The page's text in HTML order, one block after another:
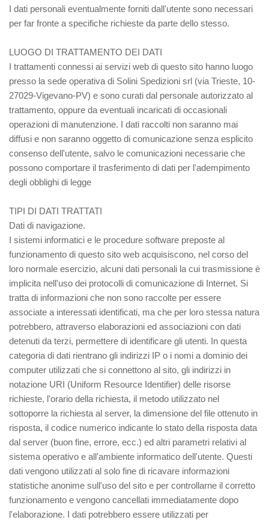
I dati personali eventualmente forniti dall'utente sono necessari
per far fronte a specifiche richieste da parte dello stesso.
LUOGO DI TRATTAMENTO DEI DATI
I trattamenti connessi ai servizi web di questo sito hanno luogo
presso la sede operativa di Solini Spedizioni srl (via Trieste, 10-
27029-Vigevano-PV) e sono curati dal personale autorizzato al
trattamento, oppure da eventuali incaricati di occasionali
operazioni di manutenzione. I dati raccolti non saranno mai
diffusi e non saranno oggetto di comunicazione senza esplicito
consenso dell'utente, salvo le comunicazioni necessarie che
possono comportare il trasferimento di dati per l'adempimento
degli obblighi di legge
TIPI DI DATI TRATTATI
Dati di navigazione.
I sistemi informatici e le procedure software preposte al
funzionamento di questo sito web acquisiscono, nel corso del
loro normale esercizio, alcuni dati personali la cui trasmissione è
implicita nell'uso dei protocolli di comunicazione di Internet. Si
tratta di informazioni che non sono raccolte per essere
associate a interessati identificati, ma che per loro stessa natura
potrebbero, attraverso elaborazioni ed associazioni con dati
detenuti da terzi, permettere di identificare gli utenti. In questa
categoria di dati rientrano gli indirizzi IP o i nomi a dominio dei
computer utilizzati che si connettono al sito, gli indirizzi in
notazione URI (Uniform Resource Identifier) delle risorse
richieste, l'orario della richiesta, il metodo utilizzato nel
sottoporre la richiesta al server, la dimensione del file ottenuto in
risposta, il codice numerico indicante lo stato della risposta data
dal server (buon fine, errore, ecc.) ed altri parametri relativi al
sistema operativo e all'ambiente informatico dell'utente. Questi
dati vengono utilizzati al solo fine di ricavare informazioni
statistiche anonime sull'uso del sito e per controllarne il corretto
funzionamento e vengono cancellati immediatamente dopo
l'elaborazione. I dati potrebbero essere utilizzati per